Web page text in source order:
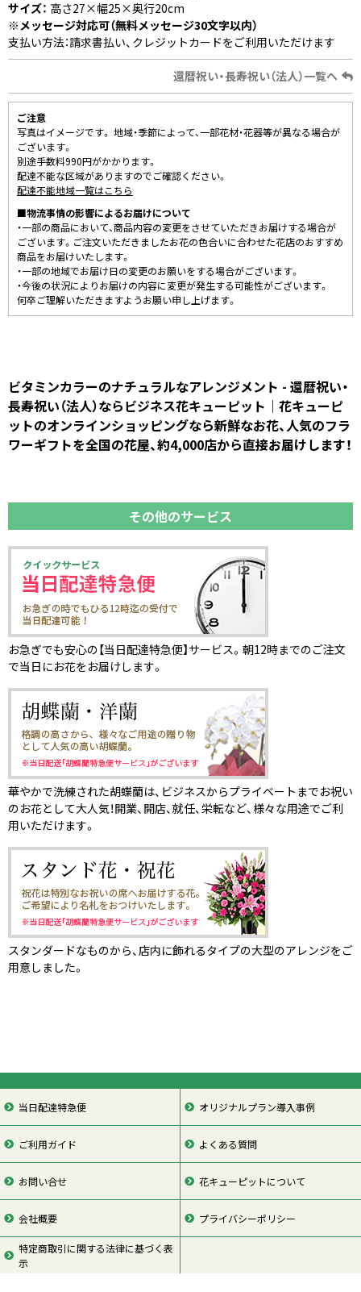
サイズ： 高さ27×幅25×奥行20cm
※メッセージ対応可（無料メッセージ30文字以内）
支払い方法：請求書払い、クレジットカードをご利用いただけます
還暦祝い・長寿祝い（法人）一覧へ
ご注意
写真はイメージです。 地域・季節によって、一部花材・花器等が異なる場合が
ございます。
別途手数料990円がかかります。
配達不能な区域がありますのでご確認ください。
配達不能地域一覧はこちら
■物流事情の影響によるお届けについて
・一部の商品において、商品内容の変更をさせていただきお届けする場合が
ございます。ご注文いただきましたお花の色合いに合わせた花店のおすすめ
商品をお届けいたします。
・一部の地域でお届け日の変更のお願いをする場合がございます。
・今後の状況によりお届けの内容に変更が発生する可能性がございます。
何卒ご理解いただきますようお願い申し上げます。
ビタミンカラーのナチュラルなアレンジメント - 還暦祝い・
長寿祝い（法人）ならビジネス花キューピット｜花キューピ
ットのオンラインショッピングなら新鮮なお花、人気のフラ
ワーギフトを全国の花屋、約4,000店から直接お届けします！
その他のサービス
お急ぎでも安心の【当日配達特急便】サービス。朝12時までのご注文
で当日にお花をお届けします。
華やかで洗練された胡蝶蘭は、ビジネスからプライベートまでお祝い
のお花として大人気！開業、開店、就任、栄転など、様々な用途でご利
用いただけます。
スタンダードなものから、店内に飾れるタイプの大型のアレンジをご
用意しました。
当日配達特急便 オリジナルプラン導入事例
ご利用ガイド よくある質問
お問い合せ 花キューピットについて
会社概要 プライバシーポリシー
特定商取引に関する法律に基づく表
示